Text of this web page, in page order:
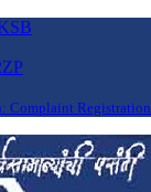
Complaint Registration